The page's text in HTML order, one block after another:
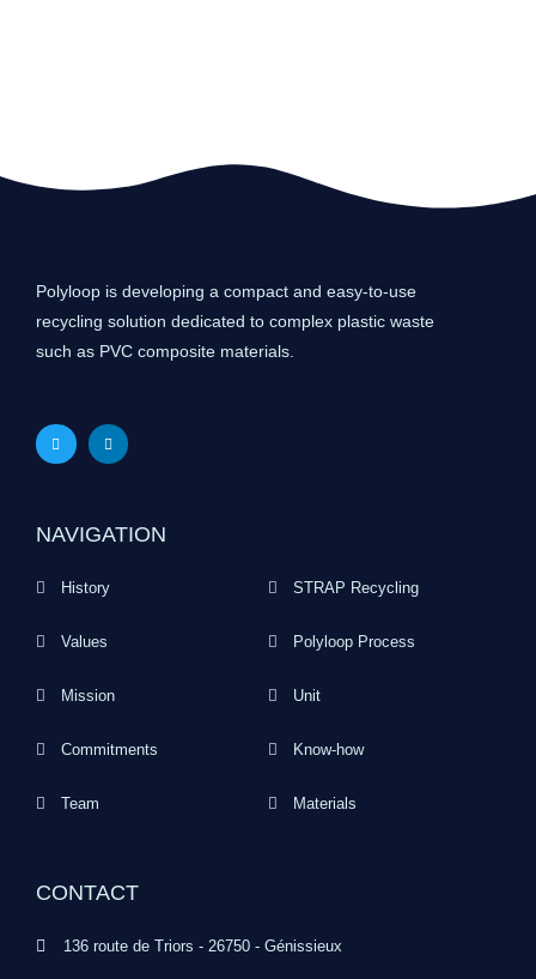
Polyloop is developing a compact and easy-to-use
recycling solution dedicated to complex plastic waste
such as PVC composite materials.
NAVIGATION
History
Values
Mission
Commitments
Team
STRAP Recycling
Polyloop Process
Unit
Know-how
Materials
CONTACT
136 route de Triors - 26750 - Génissieux